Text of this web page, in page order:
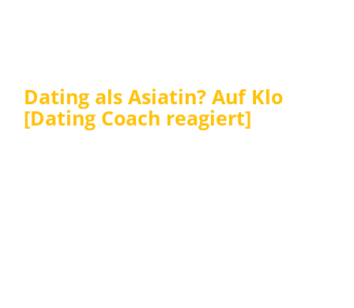
Dating als Asiatin? Auf Klo
[Dating Coach reagiert]